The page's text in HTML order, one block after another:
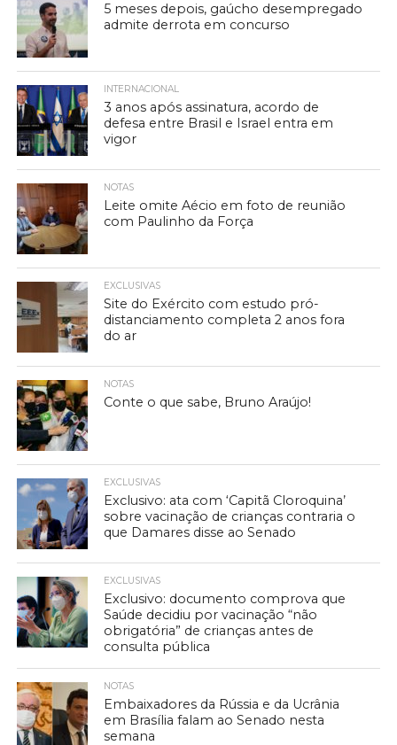
5 meses depois, gaúcho desempregado
admite derrota em concurso
INTERNACIONAL
3 anos após assinatura, acordo de
defesa entre Brasil e Israel entra em
vigor
NOTAS
Leite omite Aécio em foto de reunião
com Paulinho da Força
EXCLUSIVAS
Site do Exército com estudo pró-
distanciamento completa 2 anos fora
do ar
NOTAS
Conte o que sabe, Bruno Araújo!
EXCLUSIVAS
Exclusivo: ata com ‘Capitã Cloroquina’
sobre vacinação de crianças contraria o
que Damares disse ao Senado
EXCLUSIVAS
Exclusivo: documento comprova que
Saúde decidiu por vacinação “não
obrigatória” de crianças antes de
consulta pública
NOTAS
Embaixadores da Rússia e da Ucrânia
em Brasília falam ao Senado nesta
semana